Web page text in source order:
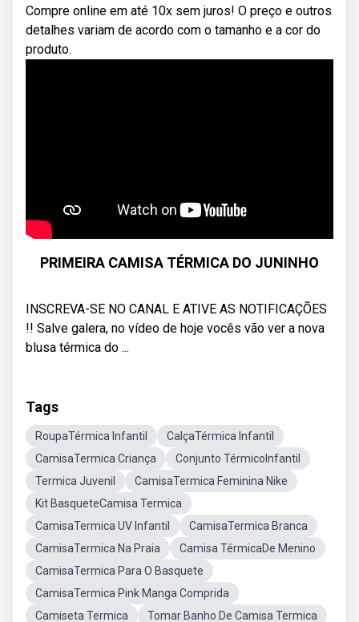
Compre online em até 10x sem juros! O preço e outros
detalhes variam de acordo com o tamanho e a cor do
produto.
PRIMEIRA CAMISA TÉRMICA DO JUNINHO
INSCREVA-SE NO CANAL E ATIVE AS NOTIFICAÇÕES
!! Salve galera, no vídeo de hoje vocês vão ver a nova
blusa térmica do ...
Tags
RoupaTérmica Infantil
CalçaTérmica Infantil
CamisaTermica Criança
Conjunto TérmicoInfantil
Termica Juvenil
CamisaTermica Feminina Nike
Kit BasqueteCamisa Termica
CamisaTermica UV Infantil
CamisaTermica Branca
CamisaTermica Na Praia
Camisa TérmicaDe Menino
CamisaTermica Para O Basquete
CamisaTermica Pink Manga Comprida
Camiseta Termica
Tomar Banho De Camisa Termica